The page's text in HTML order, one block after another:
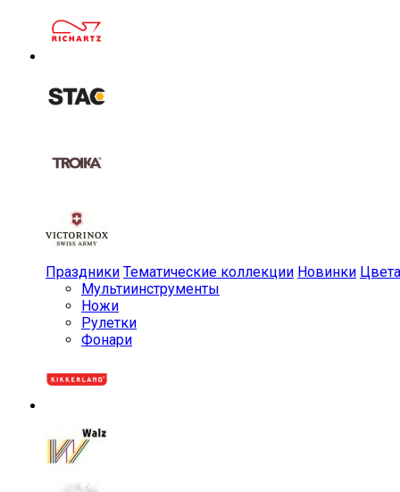
Праздники Тематические коллекции Новинки Цвета
Мульти­инструменты
Ножи
Рулетки
Фонари